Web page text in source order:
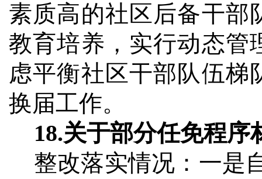
素质高的社区后备干部
教育培养，实行动态管
虑平衡社区干部队伍梯
换届工作。
18.关于部分任免程序
整改落实情况： 一是